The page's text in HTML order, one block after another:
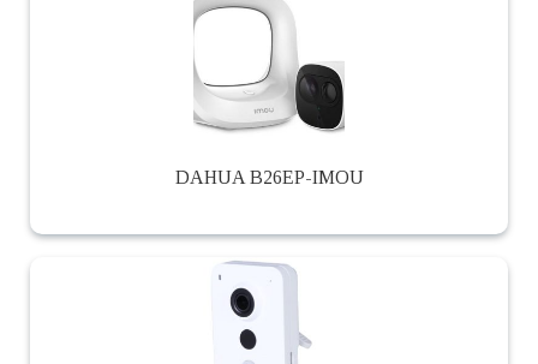
DAHUA B26EP-IMOU